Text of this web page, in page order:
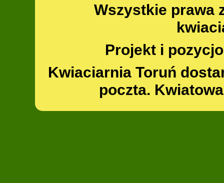
Wszystkie prawa
Projekt i
Kwiaciarnia Toruń
poczta.